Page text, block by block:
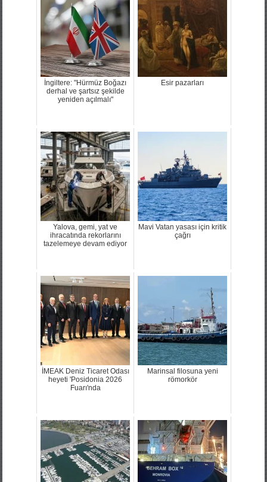
İngiltere: "Hürmüz Boğazı
derhal ve şartsız şekilde
yeniden açılmalı"
Esir pazarları
Yalova, gemi, yat ve
ihracatında rekorlarını
tazelemeye devam ediyor
Mavi Vatan yasası için kritik
çağrı
İMEAK Deniz Ticaret Odası
heyeti 'Posidonia 2026
Fuarı'nda
Marinsal filosuna yeni
römorkör